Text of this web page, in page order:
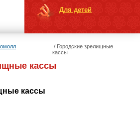
Для детей
Городские зрелищные
кассы
кассы
кассы